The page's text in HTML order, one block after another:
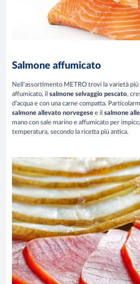
Salmone affumicato
Nell'assortimento METRO trovi la varietà più
affumicato, il salmone selvaggio pescato,
d’acqua e con una carne compatta.
salmone allevato norvegese e il salmone
mano con sale marino e affumicato per
temperatura, secondo la ricetta più antica.